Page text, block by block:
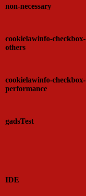
non-necessary
cookielawinfo-checkbox-
others
cookielawinfo-checkbox-
performance
gadsTest
IDE